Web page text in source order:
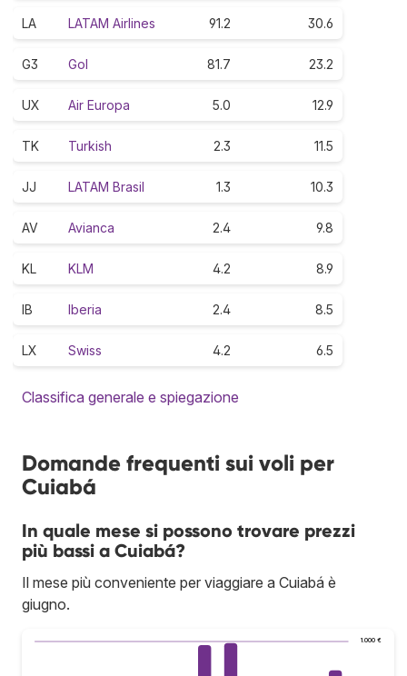
LA LATAM Airlines 91.2 30.6
G3 Gol 81.7 23.2
UX Air Europa 5.0 12.9
TK Turkish 2.3 11.5
JJ LATAM Brasil 1.3 10.3
AV Avianca 2.4 9.8
KL KLM 4.2 8.9
IB Iberia 2.4 8.5
LX Swiss 4.2 6.5
Classifica generale e spiegazione
Domande frequenti sui voli per
Cuiabá
In quale mese si possono trovare prezzi
più bassi a Cuiabá?
Il mese più conveniente per viaggiare a Cuiabá è
giugno.
1.000 €